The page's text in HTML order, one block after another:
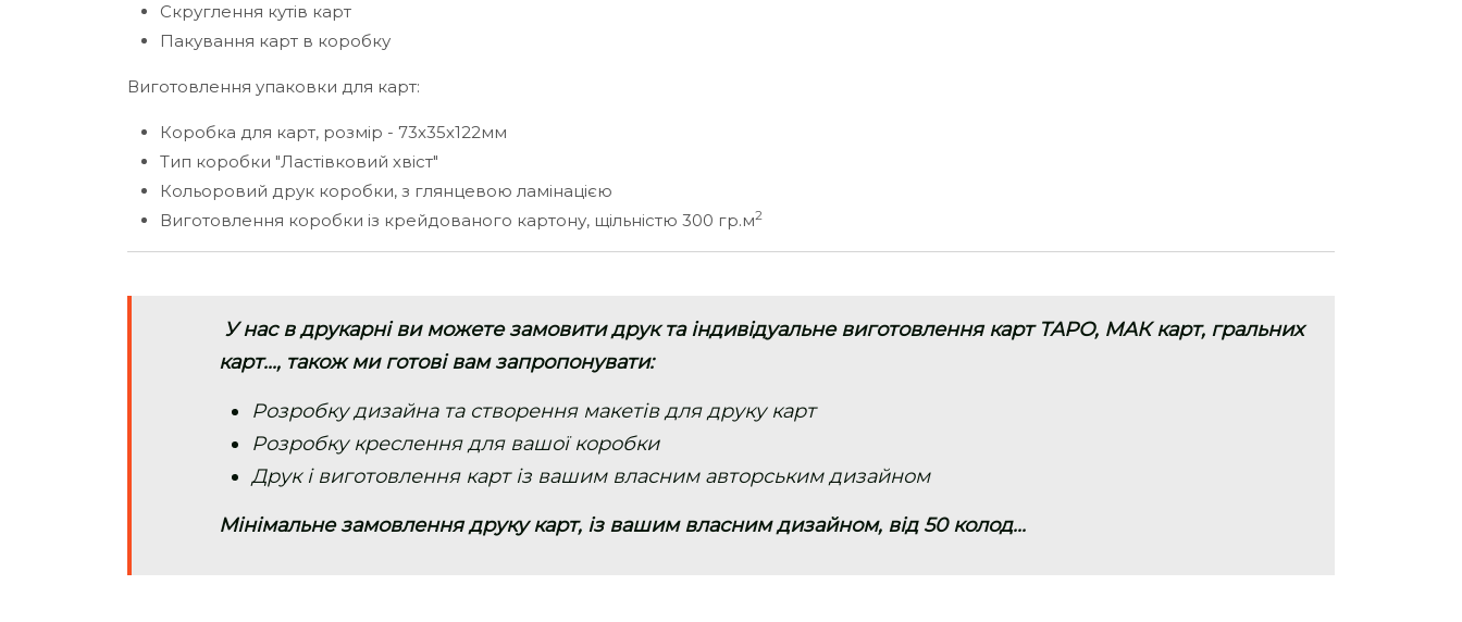
Скруглення кутів карт
Пакування карт в коробку
Виготовлення упаковки для карт:
Коробка для карт, розмір - 73х35х122мм
Тип коробки "Ластівковий хвіст"
Кольоровий друк коробки, з глянцевою ламінацією
Виготовлення коробки із крейдованого картону, щільністю 300 гр.м2
У нас в друкарні ви можете замовити друк та індивідуальне виготовлення карт ТАРО, МАК карт, гральних
карт..., також ми готові вам запропонувати:
Розробку дизайна та створення макетів для друку карт
Розробку креслення для вашої коробки
Друк і виготовлення карт із вашим власним авторським дизайном
Мінімальне замовлення друку карт, із вашим власним дизайном, від 50 колод...